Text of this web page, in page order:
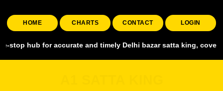
HOME CHARTS CONTACT LOGIN
for accurate and timely Delhi bazar satta king, covering all